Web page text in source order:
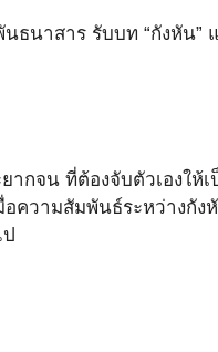
ธนาสาร รับบท “กังหัน”
ากจน ที่ต้องจับตัวเองให้
วามสัมพันธ์ระหว่างกัง